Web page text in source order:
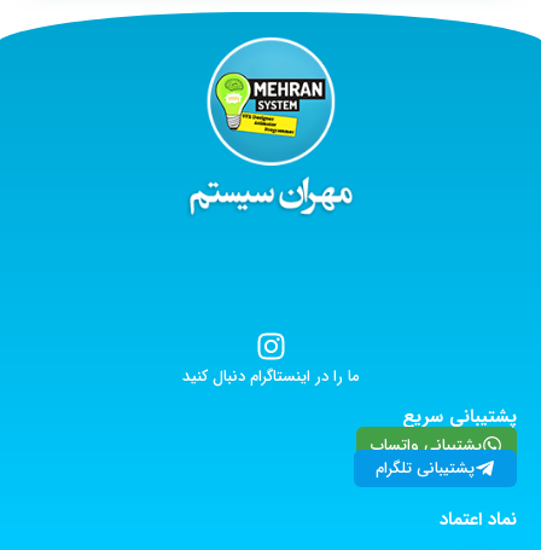
ما را در اینستاگرام دنبال کنید
پشتیبانی سریع
پشتیبانی واتساپ
پشتیبانی تلگرام
نماد اعتماد